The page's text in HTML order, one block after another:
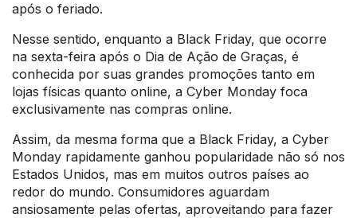
após o feriado.
Nesse sentido, enquanto a Black Friday, que ocorre
na sexta-feira após o Dia de Ação de Graças, é
conhecida por suas grandes promoções tanto em
lojas físicas quanto online, a Cyber Monday foca
exclusivamente nas compras online.
Assim, da mesma forma que a Black Friday, a Cyber
Monday rapidamente ganhou popularidade não só nos
Estados Unidos, mas em muitos outros países ao
redor do mundo. Consumidores aguardam
ansiosamente pelas ofertas, aproveitando para fazer